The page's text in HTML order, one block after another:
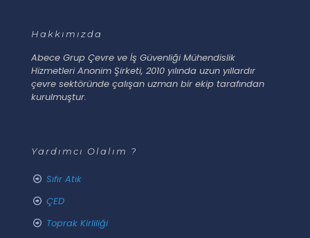
Hakkımızda
Abece Grup Çevre ve İş Güvenliği Mühendislik
Hizmetleri Anonim Şirketi, 2010 yılında uzun yıllardır
çevre sektöründe çalışan uzman bir ekip tarafından
kurulmuştur.
Yardımcı Olalım ?
Sıfır Atık
ÇED
Toprak Kirliliği